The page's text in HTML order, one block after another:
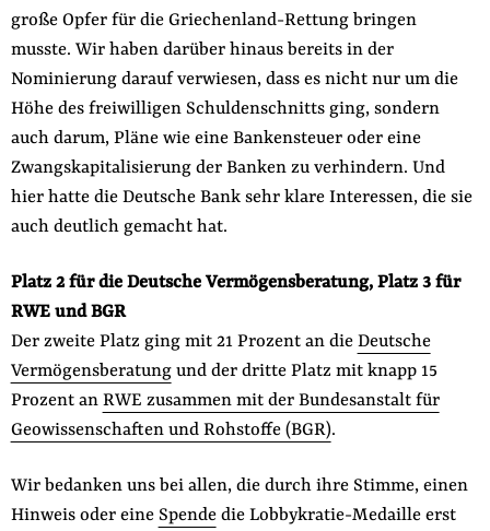
große Opfer für die Griechenland-Rettung bringen
musste. Wir haben darüber hinaus bereits in der
Nominierung darauf verwiesen, dass es nicht nur um die
Höhe des freiwilligen Schuldenschnitts ging, sondern
auch darum, Pläne wie eine Bankensteuer oder eine
Zwangskapitalisierung der Banken zu verhindern. Und
hier hatte die Deutsche Bank sehr klare Interessen, die sie
auch deutlich gemacht hat.
Platz 2 für die Deutsche Vermögensberatung, Platz 3 für
RWE und BGR
Der zweite Platz ging mit 21 Prozent an die Deutsche
Vermögensberatungund der dritte Platz mit knapp 15
Prozent an RWE zusammen mit der Bundesanstalt für
Geowissenschaften und Rohstoffe (BGR).
Wir bedanken uns bei allen, die durch ihre Stimme, einen
Hinweis oder eine Spendedie Lobbykratie-Medaille erst